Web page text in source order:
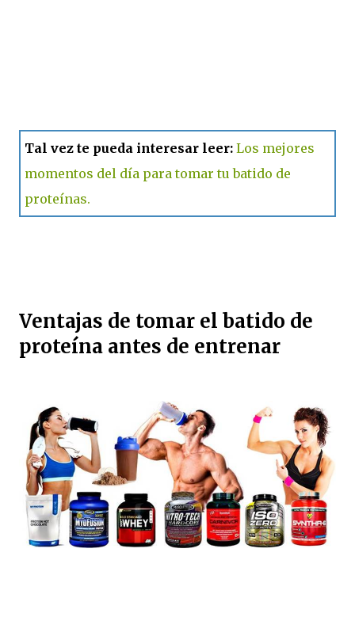
Tal vez te pueda interesar leer: Los mejores
momentos del día para tomar tu batido de
proteínas.
Ventajas de tomar el batido de
proteína antes de entrenar